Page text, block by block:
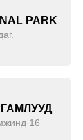
PARK
16